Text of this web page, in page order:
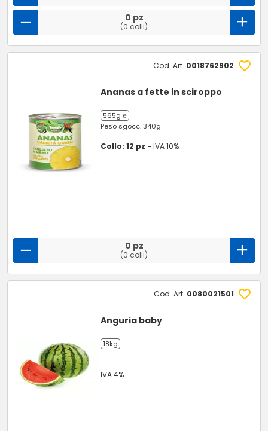
0 pz
(0 colli)
Cod. Art. 0018762902
Ananas a fette in sciroppo
565g ℮
Peso sgocc. 340g
Collo: 12 pz -IVA 10%
0 pz
(0 colli)
Cod. Art. 0080021501
Anguria baby
18kg
IVA 4%